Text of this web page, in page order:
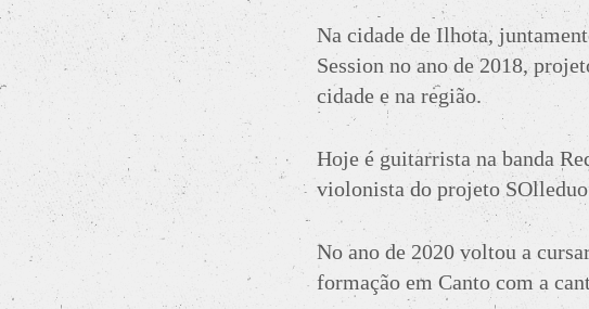
Na cidade de Ilhota,
Session no ano de 2018,
cidade e na região.
Hoje é guitarrista na banda
violonista do projeto
No ano de 2020 voltou a
formação em Canto com a